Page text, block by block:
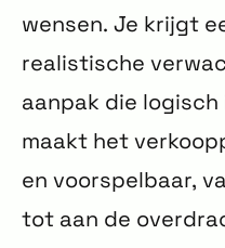
wensen. Je krijgt
realistische
aanpak die
maakt het
en voorspelbaar,
tot aan de